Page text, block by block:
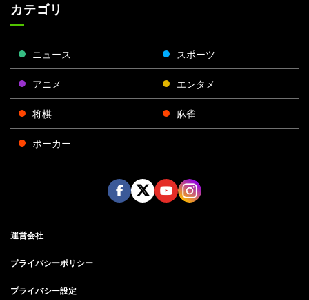
カテゴリ
ニュース スポーツ
アニメ エンタメ
将棋 麻雀
ポーカー
運営会社
プライバシーポリシー
プライバシー設定